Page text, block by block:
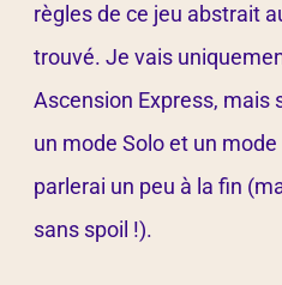
règles de ce jeu abstrait
trouvé. Je vais
Ascension Express, mais
un mode Solo et un
parlerai un peu à la fin
sans spoil !).